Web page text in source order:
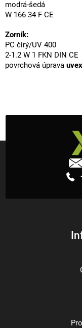
modrá-šedá
W 166 34 F CE
Zorník:
PC čirý/UV 400
2-1.2 W 1 FKN DIN CE
povrchová úprava